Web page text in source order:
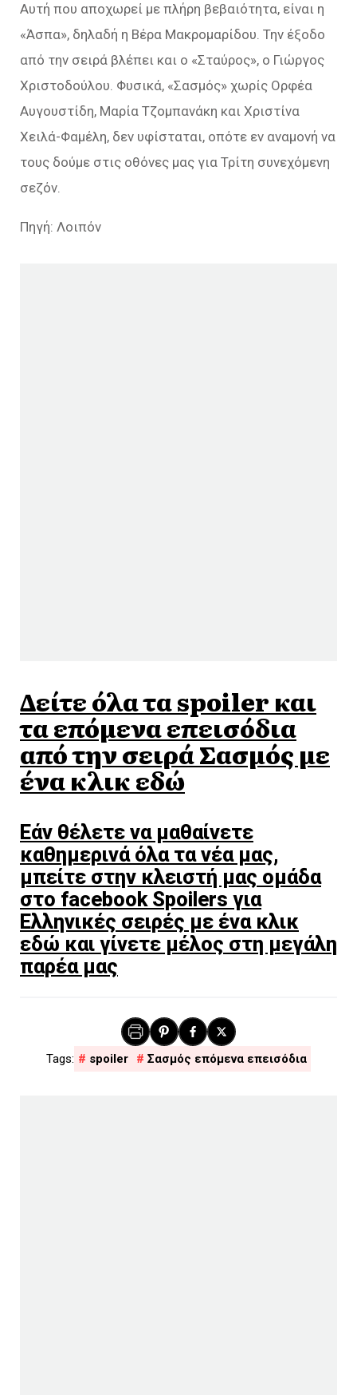
Αυτή που αποχωρεί με πλήρη βεβαιότητα, είναι η
«Άσπα», δηλαδή η Βέρα Μακρομαρίδου. Την έξοδο
από την σειρά βλέπει και ο «Σταύρος», ο Γιώργος
Χριστοδούλου. Φυσικά, «Σασμός» χωρίς Ορφέα
Αυγουστίδη, Μαρία Τζομπανάκη και Χριστίνα
Χειλά-Φαμέλη, δεν υφίσταται, οπότε εν αναμονή να
τους δούμε στις οθόνες μας για Τρίτη συνεχόμενη
σεζόν.
Πηγή: Λοιπόν
Δείτε όλα τα spoiler και
τα επόμενα επεισόδια
από την σειρά Σασμός με
ένα κλικ εδώ
Εάν θέλετε να μαθαίνετε
καθημερινά όλα τα νέα μας,
μπείτε στην κλειστή μας ομάδα
στο facebook Spoilers για
Ελληνικές σειρές με ένα κλικ
εδώ και γίνετε μέλος στη μεγάλη
παρέα μας
spoiler Σασμός επόμενα επεισόδια